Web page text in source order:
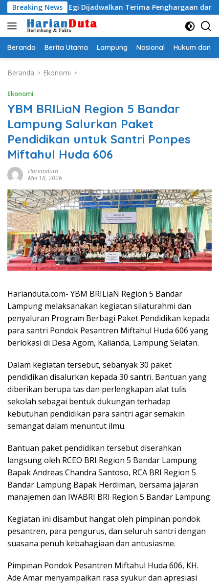
Langsung
ke
konten
Breaking News
Egi Dijadwalkan Terima Penghargaan dari HKBP
Beranda Berita Utama Lampung Nasional Hukum dan
Beranda Ekonomi
Ekonomi
YBM BRILiaN Region 5 Bandar
Lampung Salurkan Paket
Pendidikan untuk Santri Ponpes
Miftahul Huda 606
Harianduta
Mei 18, 2026
Harianduta.com- YBM BRILiaN Region 5 Bandar
Lampung melaksanakan kegiatan silaturahmi dan
penyaluran Program Berbagi Paket Pendidikan kepada
para santri Pondok Pesantren Miftahul Huda 606 yang
berlokasi di Desa Agom, Kalianda, Lampung Selatan.
Dalam kegiatan tersebut, sebanyak 30 paket
pendidikan disalurkan kepada 30 santri. Bantuan yang
diberikan berupa tas dan perlengkapan alat tulis
sekolah sebagai bentuk dukungan terhadap
kebutuhan pendidikan para santri agar semakin
semangat dalam menuntut ilmu.
Bantuan paket pendidikan tersebut diserahkan
langsung oleh RCEO BRI Region 5 Bandar Lampung
Bapak Andreas Chandra Santoso, RCA BRI Region 5
Bandar Lampung Bapak Herdiman, bersama jajaran
manajemen dan IWABRI BRI Region 5 Bandar Lampung.
Kegiatan ini disambut hangat oleh pimpinan pondok
pesantren, para pengurus, dan seluruh santri dengan
suasana penuh kebahagiaan dan antusiasme.
Pimpinan Pondok Pesantren Miftahul Huda 606, KH.
Ade Amar menyampaikan rasa syukur dan apresiasi